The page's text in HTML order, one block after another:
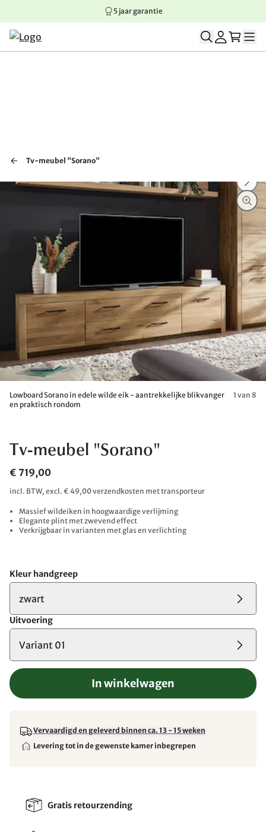
Springen naar hoofdinhoud
Springen naar hoofdnavigatie
Springen naar voettekst
5 jaar garantie
Tv-meubel "Sorano"
Lowboard Sorano in edele wilde eik - aantrekkelijke blikvanger
en praktisch rondom
1 van 8
Tv-meubel "Sorano"
€ 719,00
incl. BTW, excl. € 49,00 verzendkosten met transporteur
Massief wildeiken in hoogwaardige verlijming
Elegante plint met zwevend effect
Verkrijgbaar in varianten met glas en verlichting
Kleur handgreep
zwart
Uitvoering
Variant 01
In winkelwagen
Vervaardigd en geleverd binnen ca. 13 - 15 weken
Levering tot in de gewenste kamer inbegrepen
Gratis retourzending